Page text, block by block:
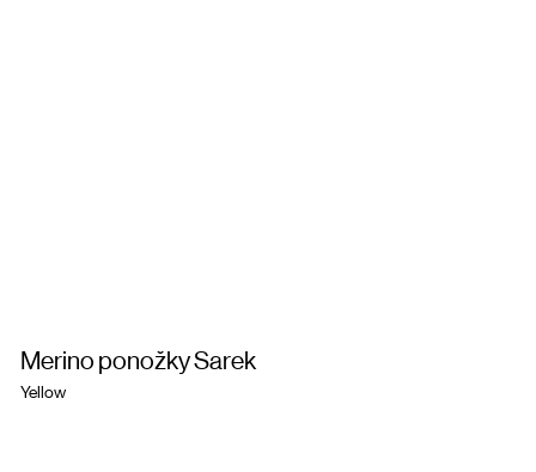
Merino ponožky Sarek
Yellow